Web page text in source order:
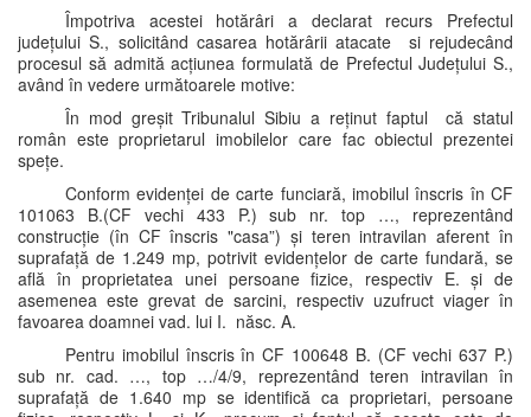
Împotriva acestei hotărâri a declarat recurs Prefectul
județului S., solicitând casarea hotărârii atacate si rejudecând
procesul să admită acțiunea formulată de Prefectul Județului S.,
având în vedere următoarele motive:
În mod greșit Tribunalul Sibiu a reținut faptul că statul
român este proprietarul imobilelor care fac obiectul prezentei
spețe.
Conform evidenței de carte funciară, imobilul înscris în CF
101063 B.(CF vechi 433 P.) sub nr. top …, reprezentând
construcție (în CF înscris "casa”) și teren intravilan aferent în
suprafață de 1.249 mp, potrivit evidențelor de carte fundară, se
află în proprietatea unei persoane fizice, respectiv E. și de
asemenea este grevat de sarcini, respectiv uzufruct viager în
favoarea doamnei vad. lui I. născ. A.
Pentru imobilul înscris în CF 100648 B. (CF vechi 637 P.)
sub nr. cad. …, top …/4/9, reprezentând teren intravilan în
suprafață de 1.640 mp se identifică ca proprietari, persoane